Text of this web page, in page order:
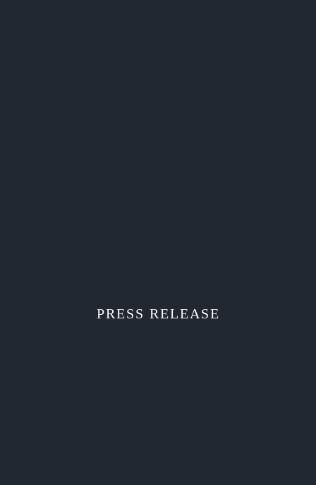
PRESS RELEASE